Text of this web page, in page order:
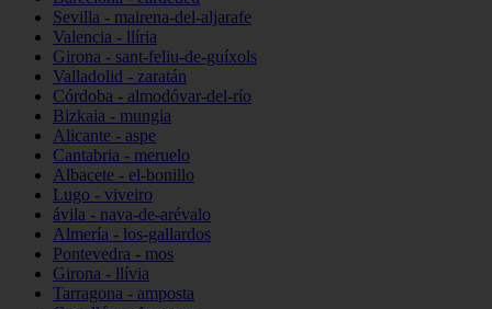
Sevilla - mairena-del-aljarafe
Valencia - llíria
Girona - sant-feliu-de-guíxols
Valladolid - zaratán
Córdoba - almodóvar-del-río
Bizkaia - mungia
Alicante - aspe
Cantabria - meruelo
Albacete - el-bonillo
Lugo - viveiro
ávila - nava-de-arévalo
Almería - los-gallardos
Pontevedra - mos
Girona - llívia
Tarragona - amposta